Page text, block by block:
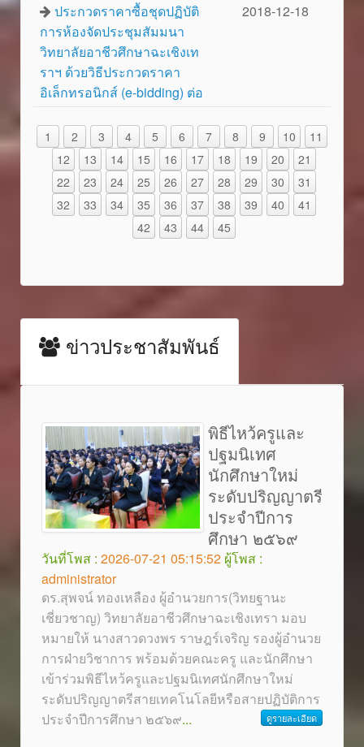
ประกวดราคาซื้อชุดปฏิบัติ
การห้องจัดประชุมสัมมนา
วิทยาลัยอาชีวศึกษาฉะเชิงเท
ราฯ ด้วยวิธีประกวดราคา
อิเล็กทรอนิกส์ (e-bidding) ต่อ
2018-12-18
1 2 3 4 5 6 7 8 9 10
11
12
13 14 15 16 17 18 19 20
21
22
23 24 25 26 27 28 29 30
31
32
33 34 35 36 37 38 39 40
41
42
43 44 45
ข่าวประชาสัมพันธ์
พิธีไหว้ครูและ
ปฐมนิเทศ
นักศึกษาใหม่
ระดับปริญญาตรี
ประจำปีการ
ศึกษา ๒๕๖๙
วันที่โพส : 2026-07-21 05:15:52 ผู้โพส :
administrator
ดร.สุพจน์ ทองเหลือง ผู้อำนวยการ(วิทยฐานะ
เชี่ยวชาญ) วิทยาลัยอาชีวศึกษาฉะเชิงเทรา มอบ
หมายให้ นางสาวดวงพร ราษฎร์เจริญ รองผู้อำนวย
การฝ่ายวิชาการ พร้อมด้วยคณะครู และนักศึกษา
เข้าร่วมพิธีไหว้ครูและปฐมนิเทศนักศึกษาใหม่
ระดับปริญญาตรีสายเทคโนโลยีหรือสายปฏิบัติการ
ประจำปีการศึกษา ๒๕๖๙... ดูรายละเอียด